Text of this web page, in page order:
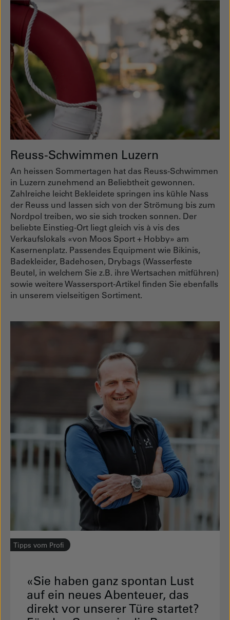
Reuss-Schwimmen Luzern
An heissen Sommertagen hat das Reuss-Schwimmen
in Luzern zunehmend an Beliebtheit gewonnen.
Zahlreiche leicht Bekleidete springen ins kühle Nass
der Reuss und lassen sich von der Strömung bis zum
Nordpol treiben, wo sie sich trocken sonnen. Der
beliebte Einstieg-Ort liegt gleich vis à vis des
Verkaufslokals «von Moos Sport + Hobby» am
Kasernenplatz. Passendes Equipment wie Bikinis,
Badekleider, Badehosen, Drybags (Wasserfeste
Beutel, in welchem Sie z.B. ihre Wertsachen mitführen)
sowie weitere Wassersport-Artikel finden Sie ebenfalls
in unserem vielseitigen Sortiment.
Tipps vom Profi
«Sie haben ganz spontan Lust
auf ein neues Abenteuer, das
direkt vor unserer Türe startet?